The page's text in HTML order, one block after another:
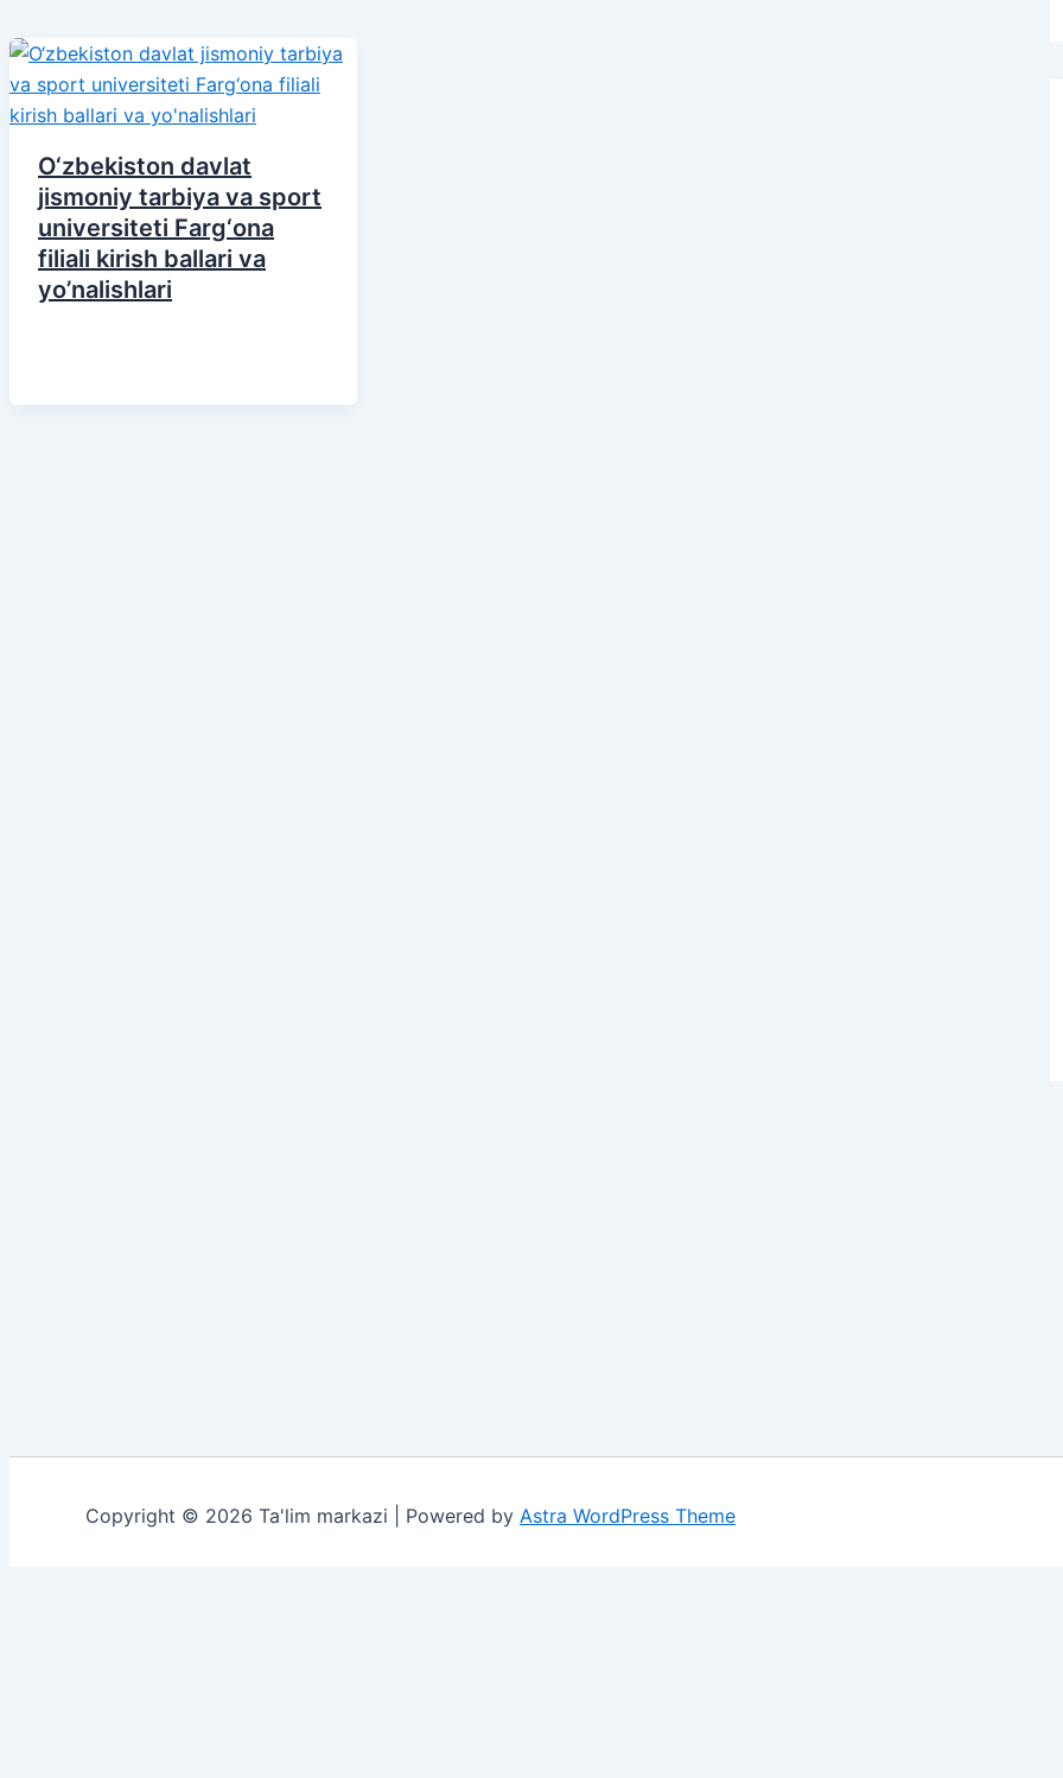
O‘zbekiston davlat
jismoniy tarbiya va sport
universiteti Farg‘ona
filiali kirish ballari va
yo’nalishlari
Copyright © 2026 Ta'lim markazi | Powered by Astra WordPress Theme